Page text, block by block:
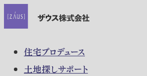
住宅プロデュース
土地探しサポート